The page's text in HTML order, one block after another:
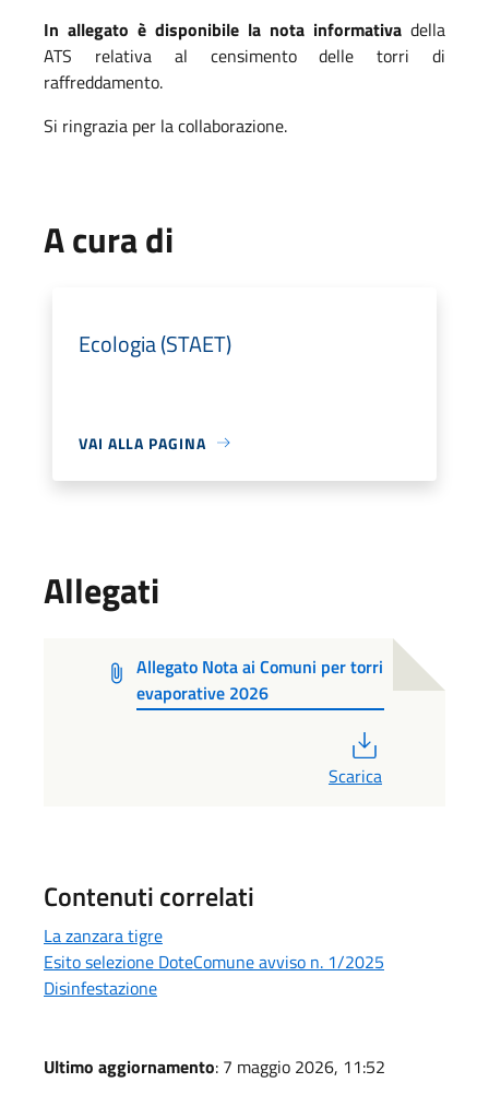
In allegato è disponibile la nota informativa della
ATS relativa al censimento delle torri di
raffreddamento.
Si ringrazia per la collaborazione.
A cura di
Ecologia (STAET)
VAI ALLA PAGINA
Allegati
Allegato Nota ai Comuni per torri
evaporative 2026
Scarica
Contenuti correlati
La zanzara tigre
Esito selezione DoteComune avviso n. 1/2025
Disinfestazione
Ultimo aggiornamento: 7 maggio 2026, 11:52